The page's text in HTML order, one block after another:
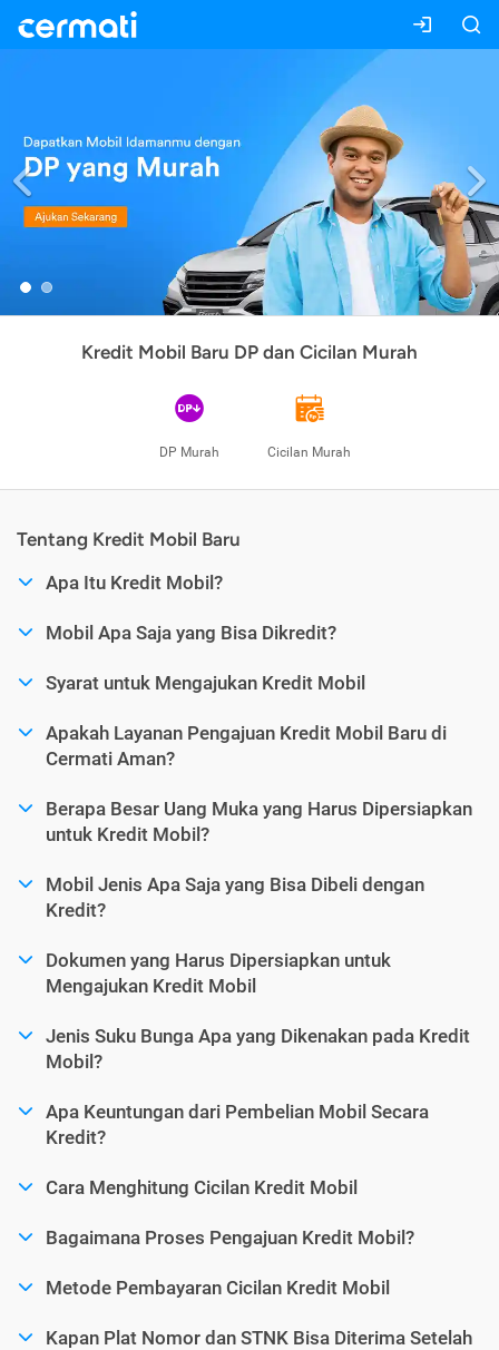
Previous
Kredit Mobil Baru DP dan Cicilan Murah
DP Murah Cicilan Murah
Tentang Kredit Mobil Baru
Apa Itu Kredit Mobil?
Mobil Apa Saja yang Bisa Dikredit?
Syarat untuk Mengajukan Kredit Mobil
Apakah Layanan Pengajuan Kredit Mobil Baru di
Cermati Aman?
Berapa Besar Uang Muka yang Harus Dipersiapkan
untuk Kredit Mobil?
Mobil Jenis Apa Saja yang Bisa Dibeli dengan
Kredit?
Dokumen yang Harus Dipersiapkan untuk
Mengajukan Kredit Mobil
Jenis Suku Bunga Apa yang Dikenakan pada Kredit
Mobil?
Apa Keuntungan dari Pembelian Mobil Secara
Kredit?
Cara Menghitung Cicilan Kredit Mobil
Bagaimana Proses Pengajuan Kredit Mobil?
Metode Pembayaran Cicilan Kredit Mobil
Kapan Plat Nomor dan STNK Bisa Diterima Setelah